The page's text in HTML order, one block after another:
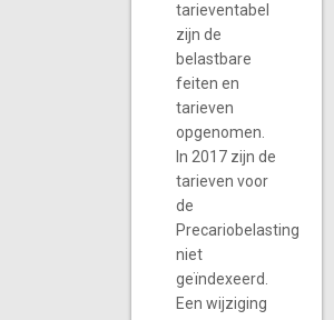
tarieventabel
zijn de
belastbare
feiten en
tarieven
opgenomen.
In 2017 zijn de
tarieven voor
de
Precariobelasting
niet
geïndexeerd.
Een wijziging